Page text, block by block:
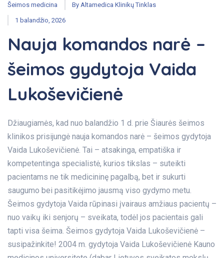
Šeimos medicina By Altamedica Klinikų Tinklas
1 balandžio, 2026
Nauja komandos narė –
šeimos gydytoja Vaida
Lukoševičienė
Džiaugiamės, kad nuo balandžio 1 d. prie Šiaurės šeimos
klinikos prisijungė nauja komandos narė – šeimos gydytoja
Vaida Lukoševičienė. Tai – atsakinga, empatiška ir
kompetentinga specialistė, kurios tikslas – suteikti
pacientams ne tik medicininę pagalbą, bet ir sukurti
saugumo bei pasitikėjimo jausmą viso gydymo metu.
Šeimos gydytoja Vaida rūpinasi įvairaus amžiaus pacientų –
nuo vaikų iki senjorų – sveikata, todėl jos pacientais gali
tapti visa šeima. Šeimos gydytoja Vaida Lukoševičienė –
susipažinkite! 2004 m. gydytoja Vaida Lukoševičienė Kauno